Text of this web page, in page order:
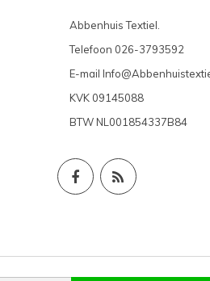
Abbenhuis Textiel.
Telefoon 026-3793592
E-mail
KVK 09145088
BTW NL001854337B84